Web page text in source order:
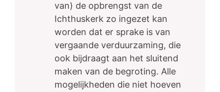
van) de opbrengst van de
Ichthuskerk zo ingezet kan
worden dat er sprake is van
vergaande verduurzaming, die
ook bijdraagt aan het sluitend
maken van de begroting. Alle
mogelijkheden die niet hoeven